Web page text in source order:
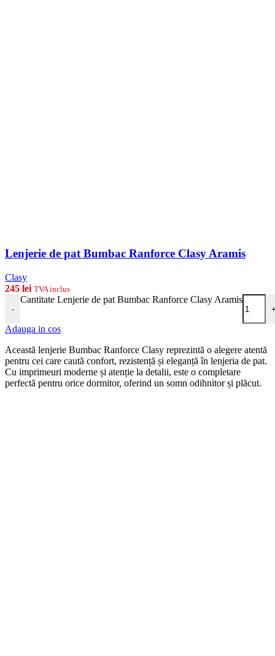
Lenjerie de pat Bumbac Ranforce Clasy Aramis
Clasy
245 lei TVA inclus
-
Cantitate Lenjerie de pat Bumbac Ranforce Clasy Aramis
Adauga in cos
Această lenjerie Bumbac Ranforce Clasy reprezintă o alegere atentă
pentru cei care caută confort, rezistență și eleganță în lenjeria de pat.
Cu imprimeuri moderne și atenție la detalii, este o completare
perfectă pentru orice dormitor, oferind un somn odihnitor și plăcut.